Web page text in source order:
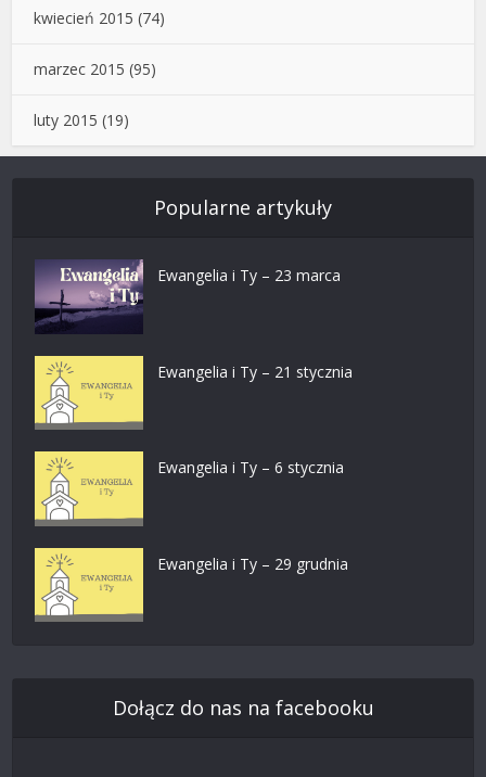
kwiecień 2015 (74)
marzec 2015 (95)
luty 2015 (19)
Popularne artykuły
Ewangelia i Ty – 23 marca
Ewangelia i Ty – 21 stycznia
Ewangelia i Ty – 6 stycznia
Ewangelia i Ty – 29 grudnia
Dołącz do nas na facebooku